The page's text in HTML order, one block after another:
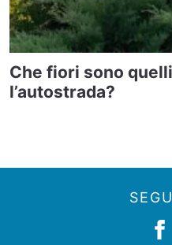
Che fiori sono
l’autostrada?